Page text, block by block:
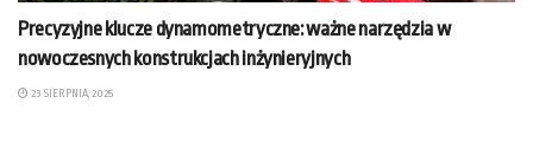
Precyzyjne klucze dynamometryczne: ważne narzędzia w
nowoczesnych konstrukcjach inżynieryjnych
23 SIERPNIA, 2025